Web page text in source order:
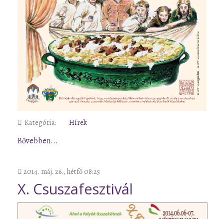
Kategória: Hírek
Bővebben...
2014. máj. 26., hétfő 08:25
X. Csuszafesztivál